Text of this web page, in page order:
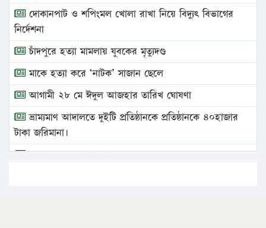
দোকানপাট ও শপিংমল খোলা রাখা নিয়ে বিদ্যুৎ বিভাগের
নির্দেশনা
চাঁদপুরে হত্যা মামলায় যুবকের মৃত্যুদণ্ড
মাকে হত্যা করে ‘নাটক’ সাজান ছেলে
আগামী ২৮ মে ঈদুল আজহার তারিখ ঘোষণা
ভ্রাম্যমাণ আদালতে দুইটি প্রতিষ্ঠানকে প্রতিষ্ঠানকে ৪০হাজার
টাকা জরিমানা।
এবার লঞ্চের ভাড়া বাড়ল